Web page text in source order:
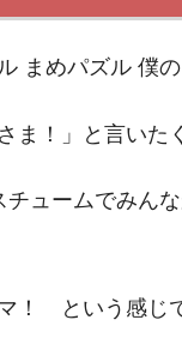
まめパズル 僕
！」と言いた
ュームでみん
！ という感じ